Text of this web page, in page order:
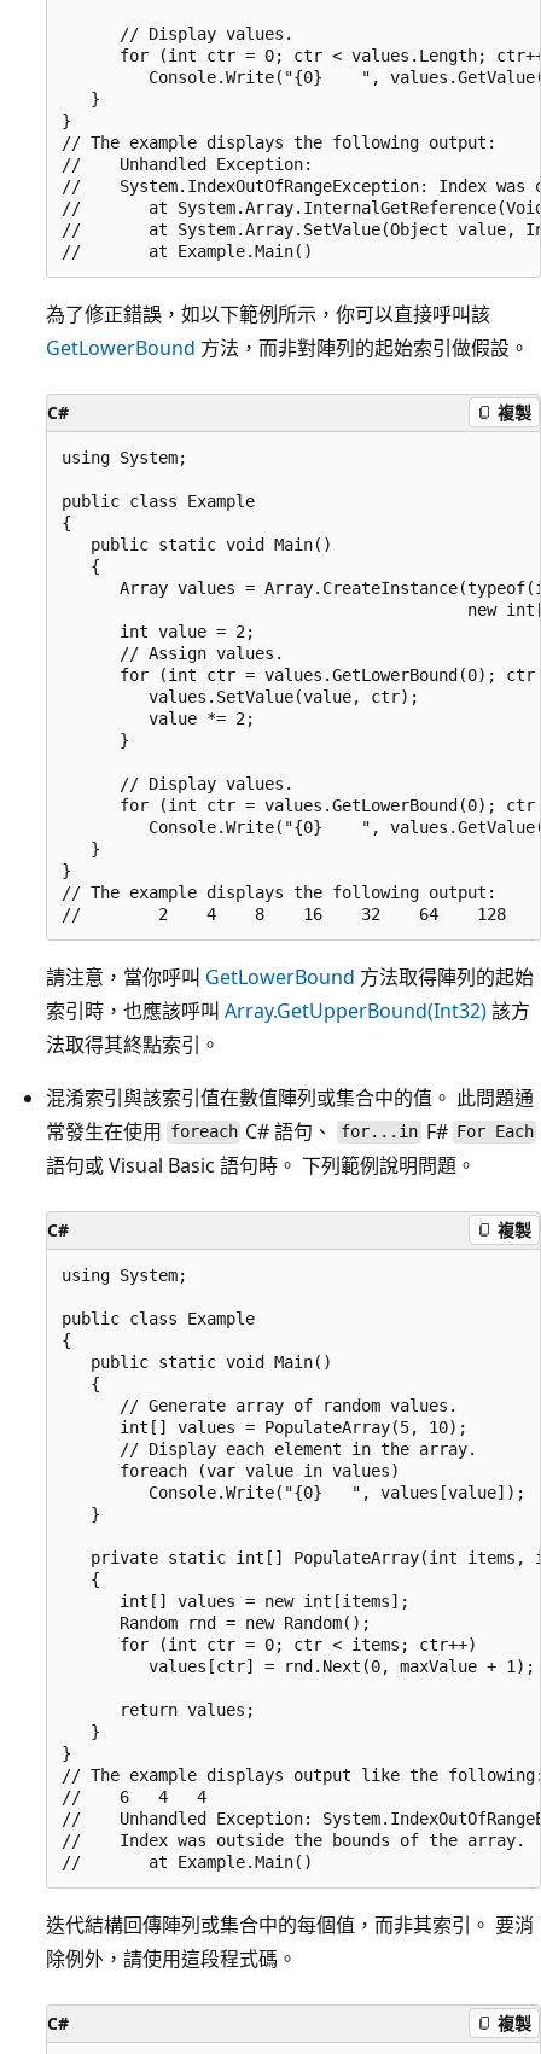
      // Display values.
for (int ctr = 0; ctr < values.Length;
Console.Write("{0}    ",
   }
}
// The example displays the following output:
//    Unhandled Exception:
//    System.IndexOutOfRangeException: Index
//       at
//       at System.Array.SetValue(Object value,
為了修正錯誤，如以下範例所示，你可以直接呼叫該
GetLowerBound 方法，而非對陣列的起始索引做假設。
C# 複製
using System;
public class Example
{
   public static void Main()
   {
Array values =
new
      int value = 2;
      // Assign values.
for (int ctr = values.GetLowerBound(0);
         values.SetValue(value, ctr);
         value *= 2;
      }
      // Display values.
for (int ctr = values.GetLowerBound(0);
Console.Write("{0}    ",
   }
}
// The example displays the following output:
請注意，當你呼叫 GetLowerBound 方法取得陣列的起始
索引時，也應該呼叫 Array.GetUpperBound(Int32)該方
法取得其終點索引。
混淆索引與該索引值在數值陣列或集合中的值。 此問題通
常發生在使用 foreach C# 語句、 for...in F# For Each
語句或 Visual Basic 語句時。 下列範例說明問題。
C# 複製
using System;
public class Example
{
   public static void Main()
   {
      // Generate array of random values.
      int[] values = PopulateArray(5, 10);
      // Display each element in the array.
      foreach (var value in values)
         Console.Write("{0}   ", values[value]);
   }
private static int[] PopulateArray(int items,
   {
      int[] values = new int[items];
      Random rnd = new Random();
      for (int ctr = 0; ctr < items; ctr++)
         values[ctr] = rnd.Next(0, maxValue + 1);
      return values;
   }
}
// The example displays output like the
//    6   4   4
//    Unhandled Exception:
//    Index was outside the bounds of the array.
迭代結構回傳陣列或集合中的每個值，而非其索引。 要消
除例外，請使用這段程式碼。
C# 複製